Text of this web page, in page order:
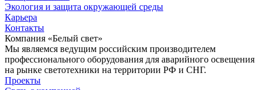
Экология и защита окружающей среды
Карьера
Контакты
Компания «Белый свет»
Мы являемся ведущим российским производителем
профессионального оборудования для аварийного освещения
на рынке светотехники на территории РФ и СНГ.
Проекты